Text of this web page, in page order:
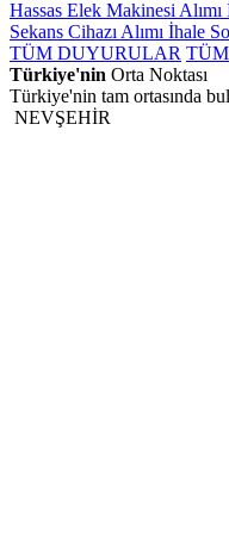
Hassas Elek Makinesi Alımı
Sekans Cihazı Alımı İhale
TÜM DUYURULAR
Türkiye'nin Orta Noktası
Türkiye'nin tam ortasında
NEVŞEHİR